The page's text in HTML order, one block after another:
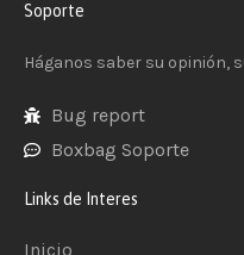
Soporte
Háganos saber su opinión,
Bug report
Boxbag Soporte
Links de Interes
Inicio